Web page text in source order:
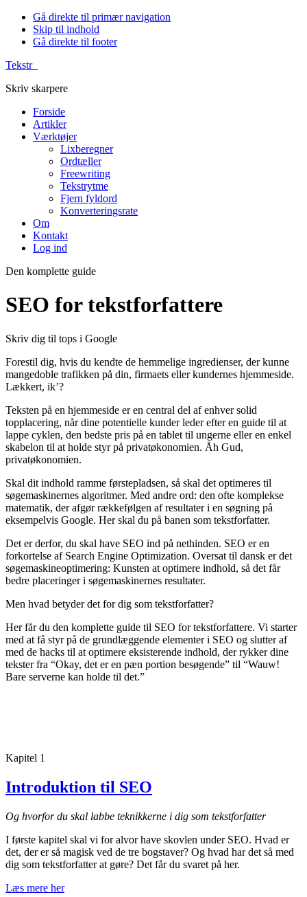
Gå direkte til primær navigation
Skip til indhold
Gå direkte til footer
Tekstr_
Skriv skarpere
Forside
Artikler
Værktøjer
Lixberegner
Ordtæller
Freewriting
Tekstrytme
Fjern fyldord
Konverteringsrate
Om
Kontakt
Log ind
Den komplette guide
SEO for tekstforfattere
Skriv dig til tops i Google
Forestil dig, hvis du kendte de hemmelige ingredienser, der kunne
mangedoble trafikken på din, firmaets eller kundernes hjemmeside.
Lækkert, ik’?
Teksten på en hjemmeside er en central del af enhver solid
topplacering, når dine potentielle kunder leder efter en guide til at
lappe cyklen, den bedste pris på en tablet til ungerne eller en enkel
skabelon til at holde styr på privatøkonomien. Åh Gud,
privatøkonomien.
Skal dit indhold ramme førstepladsen, så skal det optimeres til
søgemaskinernes algoritmer. Med andre ord: den ofte komplekse
matematik, der afgør rækkefølgen af resultater i en søgning på
eksempelvis Google. Her skal du på banen som tekstforfatter.
Det er derfor, du skal have SEO ind på nethinden. SEO er en
forkortelse af Search Engine Optimization. Oversat til dansk er det
søgemaskineoptimering: Kunsten at optimere indhold, så det får
bedre placeringer i søgemaskinernes resultater.
Men hvad betyder det for dig som tekstforfatter?
Her får du den komplette guide til SEO for tekstforfattere. Vi starter
med at få styr på de grundlæggende elementer i SEO og slutter af
med de hacks til at optimere eksisterende indhold, der rykker dine
tekster fra “Okay, det er en pæn portion besøgende” til “Wauw!
Bare serverne kan holde til det.”
Kapitel 1
Introduktion til SEO
Og hvorfor du skal labbe teknikkerne i dig som tekstforfatter
I første kapitel skal vi for alvor have skovlen under SEO. Hvad er
det, der er så magisk ved de tre bogstaver? Og hvad har det så med
dig som tekstforfatter at gøre? Det får du svaret på her.
Læs mere her